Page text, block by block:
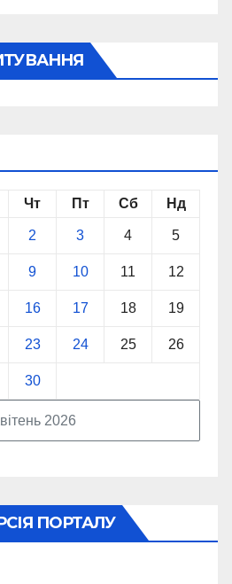
2026
Чт Пт Сб Нд
2 3 4 5
9 10 11 12
16 17 18 19
23 24 25 26
30
ПОРТАЛУ